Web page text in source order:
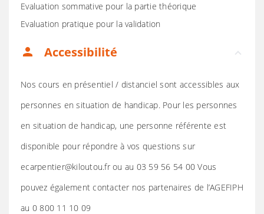
Evaluation sommative pour la partie théorique
Evaluation pratique pour la validation
person Accessibilité
Nos cours en présentiel / distanciel sont accessibles aux
personnes en situation de handicap. Pour les personnes
en situation de handicap, une personne référente est
disponible pour répondre à vos questions sur
ecarpentier@kiloutou.fr ou au 03 59 56 54 00 Vous
pouvez également contacter nos partenaires de l’AGEFIPH
au 0 800 11 10 09